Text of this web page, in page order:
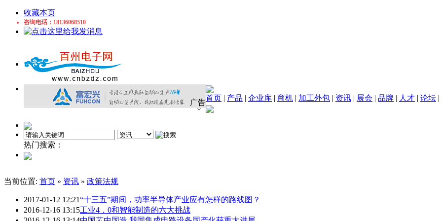
收藏本页
咨询电话：18136068510
广告
首页 | 产品 | 企业库 | 商机 | 加工外包 | 资讯 | 展会 | 品牌 | 人才 | 论坛 |
热门搜索：
当前位置: 首页 » 资讯 » 政策法规
2017-01-12 12:21“十三五”期间，功率半导体产业应有怎样的路线图？
2016-12-16 13:15工业4．0和智能制造的六大挑战